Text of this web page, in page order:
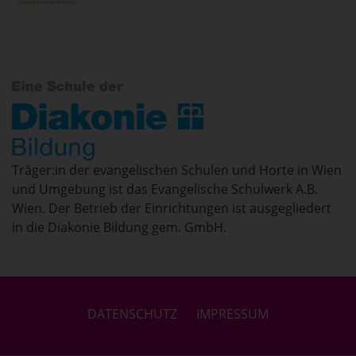
Träger:in der evangelischen Schulen und Horte in Wien
und Umgebung ist das Evangelische Schulwerk A.B.
Wien. Der Betrieb der Einrichtungen ist ausgegliedert
in die Diakonie Bildung gem. GmbH.
DATENSCHUTZ IMPRESSUM